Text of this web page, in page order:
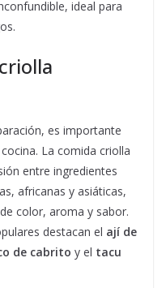
ideal para
es importante
La comida criolla
entre ingredientes
africanas y asiáticas,
color, aroma y sabor.
destacan el ají de
de cabrito y el tacu